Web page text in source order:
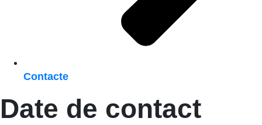
Contacte
Date de contact